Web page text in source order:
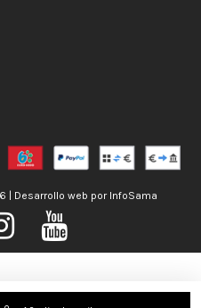
obstante los pedidos hechos se
| Desarrollo web por InfoSama